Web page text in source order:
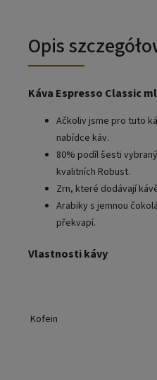
Opis
Káva Espresso Classic
Ačkoliv jsme pro tuto
nabídce káv.
80% podíl šesti
kvalitních Robust.
Zrn, které dodávají
Arabiky s jemnou
překvapí.
Vlastnosti kávy
Kofein